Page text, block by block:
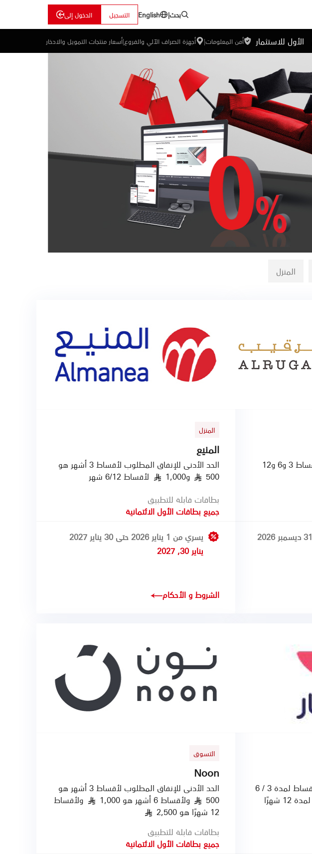
بحث|
English التسجيل الدخول إلى
الأول للاستثمار أمن المعلومات| أجهزة الصراف الآلي والفروع|أسعار منتجات التمويل والادخار
المنزل
الحد الأدنى للإنفاق المطلوب لأقساط 3 و6 و12
المنزل
المنيع
الحد الأدنى للإنفاق المطلوب لأقساط 3 أشهر هو
500
§ و1,000 §
لأقساط 6/12 شهر
بطاقات قابلة للتطبيق
جميع بطاقات الأول الائتمانية
يسري من 1 يناير 2026 حتى 30 يناير 2027
يناير 30, 2027
الشروط و الأحكام
الحد الأدنى للإنفاق المطلوب للأقساط لمدة 3 / 6
لمدة 12 شهرًا
التسوق
Noon
الحد الأدنى للإنفاق المطلوب لأقساط 3 أشهر هو
500
§ ولأقساط 6 أشهر هو 1,000 §
ولأقساط
12 شهرًا هو 2,500
§
بطاقات قابلة للتطبيق
جميع بطاقات الأول الائتمانية